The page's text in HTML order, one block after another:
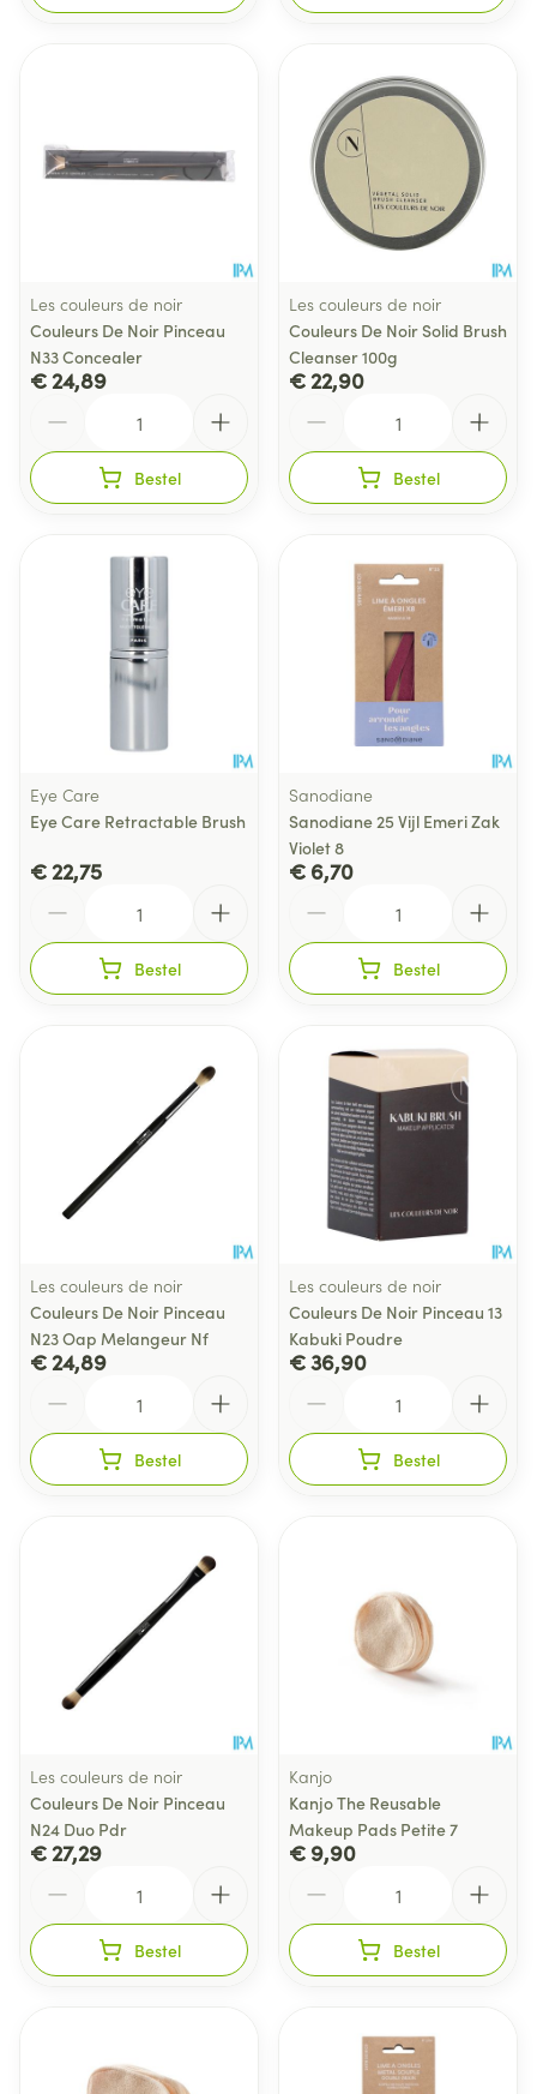
Les couleurs de noir
Couleurs De Noir Pinceau
N33 Concealer
€ 24,89
Bestel
Les couleurs de noir
Couleurs De Noir Solid Brush
Cleanser 100g
€ 22,90
Bestel
Eye Care
Eye Care Retractable Brush
€ 22,75
Bestel
Sanodiane
Sanodiane 25 Vijl Emeri Zak
Violet 8
€ 6,70
Bestel
Les couleurs de noir
Couleurs De Noir Pinceau
N23 Oap Melangeur Nf
€ 24,89
Bestel
Les couleurs de noir
Couleurs De Noir Pinceau 13
Kabuki Poudre
€ 36,90
Bestel
Les couleurs de noir
Couleurs De Noir Pinceau
N24 Duo Pdr
€ 27,29
Bestel
Kanjo
Kanjo The Reusable
Makeup Pads Petite 7
€ 9,90
Bestel